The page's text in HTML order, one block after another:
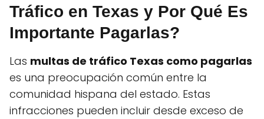
Tráfico en Texas y Por Qué Es
Importante Pagarlas?
Las multas de tráfico Texas como pagarlas
es una preocupación común entre la
comunidad hispana del estado. Estas
infracciones pueden incluir desde exceso de